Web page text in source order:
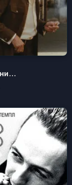
Совсем низко